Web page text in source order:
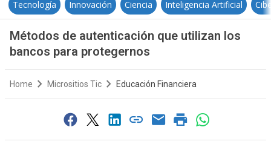
Tecnología Innovación Ciencia Inteligencia Artificial
Métodos de autenticación que utilizan los
bancos para protegernos
Home Micrositios Tic Educación Financiera